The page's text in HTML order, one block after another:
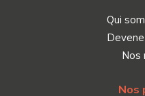
Qui
Nos
Nos